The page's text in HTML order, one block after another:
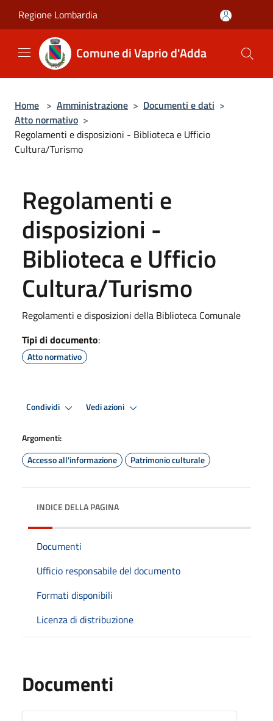
Regione Lombardia
Comune di Vaprio d'Adda
Home > Amministrazione > Documenti e dati >
Atto normativo >
Regolamenti e disposizioni - Biblioteca e Ufficio
Cultura/Turismo
Regolamenti e
disposizioni -
Biblioteca e Ufficio
Cultura/Turismo
Regolamenti e disposizioni della Biblioteca Comunale
Tipi di documento:
Atto normativo
Condividi Vedi azioni
Argomenti:
Accesso all'informazione
Patrimonio culturale
INDICE DELLA PAGINA
Documenti
Ufficio responsabile del documento
Formati disponibili
Licenza di distribuzione
Documenti